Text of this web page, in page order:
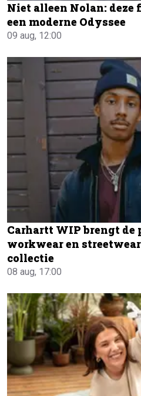
Niet alleen Nolan:
een moderne Odyssee
09 aug, 12:00
Carhartt WIP brengt de
workwear en
collectie
08 aug, 17:00